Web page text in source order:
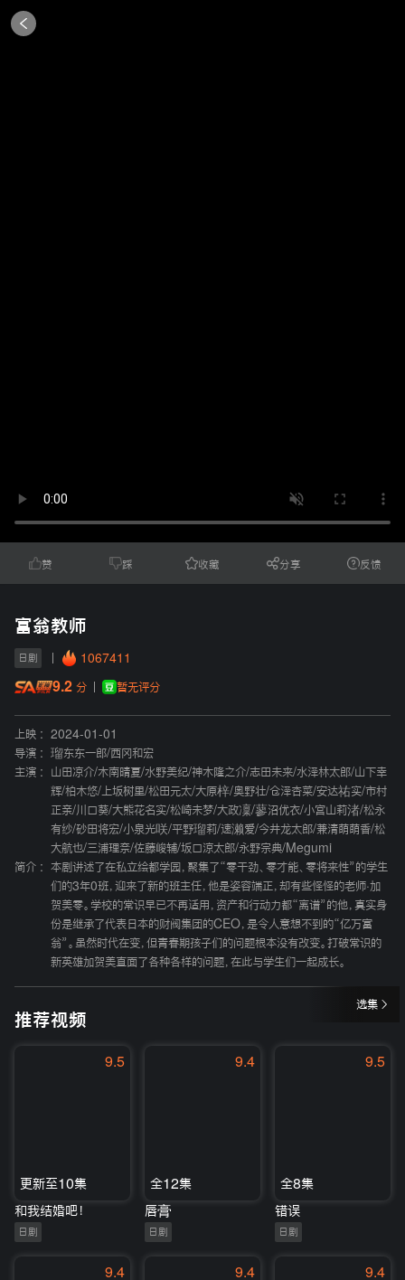
赞 踩 收藏 分享 反馈
富翁教师
日剧 1067411
9.2 分 暂无评分
上映 :
2024-01-01
导演 :
瑠东东一郎/西冈和宏
主演 :
山田凉介/木南晴夏/水野美纪/神木隆之介/志田未来/水泽林太郎/山下幸
辉/柏木悠/ 上坂树里/松田元太/大原梓/奥野壮/仓泽杏菜/安达祐实/市村
正亲/川口葵/大熊花名实/松崎未梦/大政凜/蓼沼优衣/小宫山莉渚/松永
有纱/砂田将宏/小泉光咲/平野瑠莉/速濑爱/今井龙太郎/兼清萌萌香/松
大航也/三浦理奈/佐藤峻辅/坂口涼太郎/永野宗典/Megumi
简介 :
本剧讲述了在私立绘都学园，聚集了“零干劲、零才能、零将来性”的学生
们的3年0班，迎来了新的班主任，他是姿容端正，却有些怪怪的老师·加
贺美零。学校的常识早已不再适用，资产和行动力都“离谱”的他，真实身
份是继承了代表日本的财阀集团的CEO，是令人意想不到的“亿万富
翁”。虽然时代在变，但青春期孩子们的问题根本没有改变。打破常识的
新英雄加贺美直面了各种各样的问题，在此与学生们一起成长。
选集
推荐视频
9.5
更新至10集
和我结婚吧！
日剧
9.4
全12集
唇膏
日剧
9.5
全8集
错误
日剧
9.4 9.4 9.4